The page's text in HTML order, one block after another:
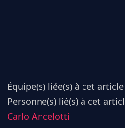
Équipe(s) liée(s) à cet article
Personne(s) lié(s) à cet
Carlo Ancelotti